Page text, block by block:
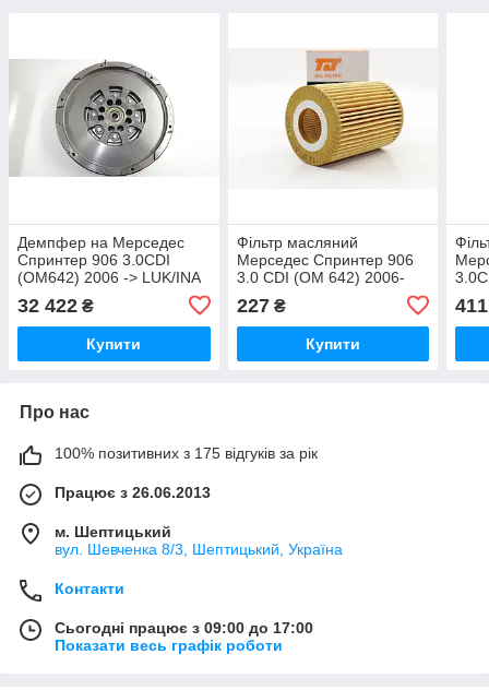
Демпфер на Мерседес
Спринтер 906 3.0CDI
(OM642) 2006 -> LUK/INA
32 422 ₴
Купити
Фільтр масляний
Мерседес Спринтер 906
3.0 CDI (ОМ 642) 2006-
(Німеччина) QFL0090
227₴
Купити
411
Про нас
100% позитивних з 175 відгуків за рік
Працює з 26.06.2013
м. Шептицький
вул. Шевченка 8/3, Шептицький, Україна
Контакти
Сьогодні працює з 09:00 до 17:00
Показати весь графік роботи